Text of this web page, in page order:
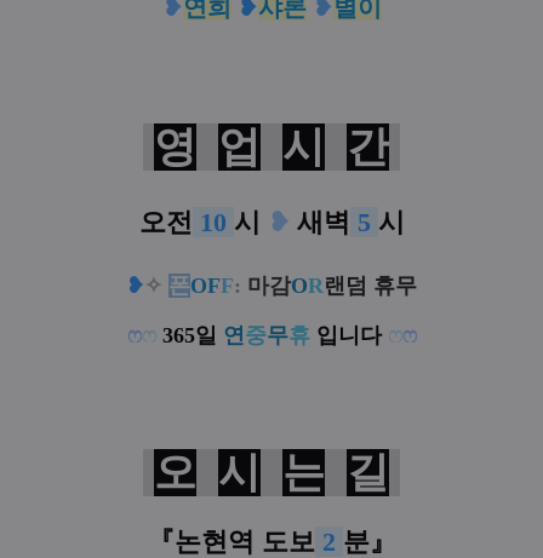
❥연희 ❥샤론 ❥별이
영 업 시 간
오전 10 시 ❥ 새벽 5 시
❥ ✧ 폰OFF: 마감OR랜덤 휴무
ෆෆ365일 연 중무휴입니다 ෆෆ
오 시 는 길
『논현역 도보 2 분』